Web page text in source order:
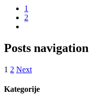
1
2
Posts navigation
1 2 Next
Kategorije